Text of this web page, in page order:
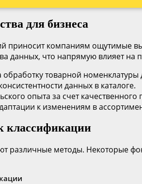
для бизнеса
приносит компаниям ощутимые
данных, что напрямую влияет
товарной номенклатуры
данных в каталоге.
опыта за счет качественного
к изменениям в
классификации
различные методы. Некоторые